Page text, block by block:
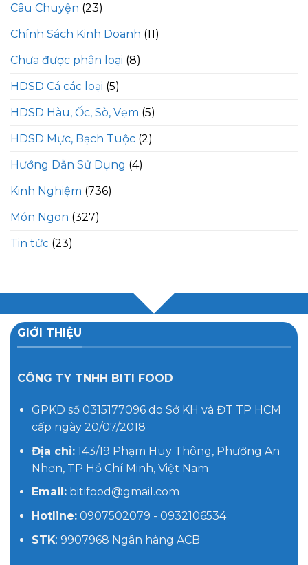
Câu Chuyện (23)
Chính Sách Kinh Doanh (11)
Chưa được phân loại (8)
HDSD Cá các loại (5)
HDSD Hàu, Ốc, Sò, Vẹm (5)
HDSD Mực, Bạch Tuộc (2)
Hướng Dẫn Sử Dụng (4)
Kinh Nghiệm (736)
Món Ngon (327)
Tin tức (23)
GIỚI THIỆU
CÔNG TY TNHH BITI FOOD
GPKD số 0315177096 do Sở KH và ĐT TP HCM
cấp ngày 20/07/2018
Địa chỉ:143/19 Phạm Huy Thông, Phường An
Nhơn, TP Hồ Chí Minh, Việt Nam
Email:bitifood@gmail.com
Hotline:0907502079 - 0932106534
STK: 9907968 Ngân hàng ACB